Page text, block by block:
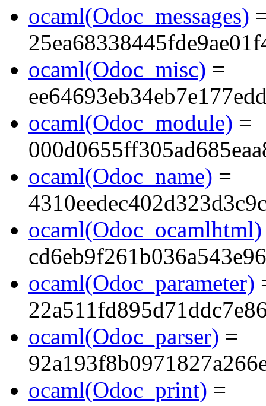
ocaml(Odoc_messages)
ocaml(Odoc_misc) =
ocaml(Odoc_module) =
ocaml(Odoc_name) =
ocaml(Odoc_ocamlhtml)
ocaml(Odoc_parameter)
ocaml(Odoc_parser) =
ocaml(Odoc_print) =